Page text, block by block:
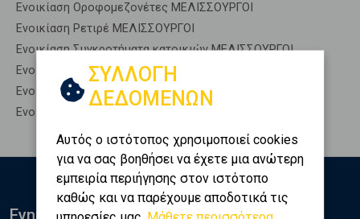
Ενοικίαση Οροφομεζονέτες ΜΕΛΙΣΣΟΥΡΓΟΙ
Ενοικίαση Ρετιρέ ΜΕΛΙΣΣΟΥΡΓΟΙ
Ενοικίαση Συγκροτήματα κατοικιών ΜΕΛΙΣΣΟΥΡΓΟΙ
Ενοικίαση Υπόγεια ΜΕΛΙΣΣΟΥΡΓΟΙ
Ενοικίαση Υπόσκαφα ΜΕΛΙΣΣΟΥΡΓΟΙ
Ενοικίαση Υπολ. υψουν ΜΕΛΙΣΣΟΥΡΓΟΙ
ΣΥΛΛΟΓΗ
ΔΕΔΟΜΕΝΩΝ
Αυτός ο ιστότοπος χρησιμοποιεί cookies
για να σας βοηθήσει να έχετε μια ανώτερη
εμπειρία περιήγησης στον ιστότοπο
καθώς και να παρέχουμε αποδοτικά τις
Ενημερωθείτε